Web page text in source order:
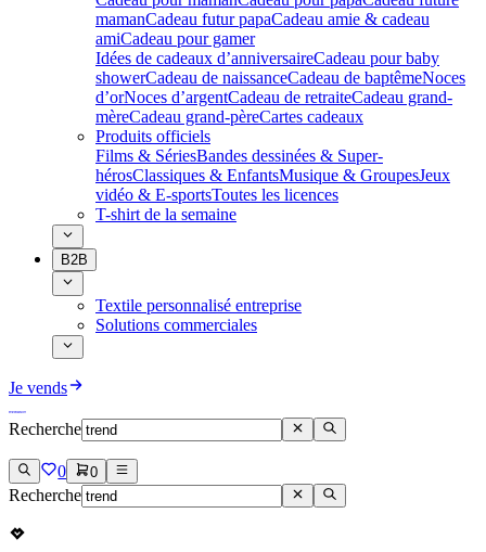
mamanCadeau futur papaCadeau amie & cadeau
amiCadeau pour gamer
Idées de cadeaux d’anniversaireCadeau pour baby
showerCadeau de naissanceCadeau de baptêmeNoces
d’orNoces d’argentCadeau de retraiteCadeau grand-
mèreCadeau grand-pèreCartes cadeaux
Produits officiels
Films & SériesBandes dessinées & Super-
hérosClassiques & EnfantsMusique & GroupesJeux
vidéo & E-sportsToutes les licences
T-shirt de la semaine
B2B
Textile personnalisé entreprise
Solutions commerciales
Je vends
Recherche
0 0
Recherche